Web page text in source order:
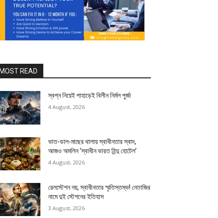
READ
স্বপ্ন নিয়েই পাহাড়েই বিলীন নির্মল পুর্জা
4 August, 2026
ভাত-ডাল-মাছের থালায় স্বাধীনতার স্বাদ,
আজও অমলিন ‘স্বাধীন ভারত হিন্দু হোটেল’
4 August, 2026
রেলস্টেশন নয়, স্বাধীনতার স্মৃতিস্তম্ভ! নেতাজির
নামে দুই স্টেশনের ইতিহাস
3 August, 2026